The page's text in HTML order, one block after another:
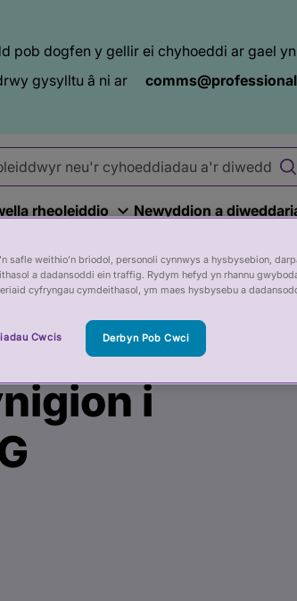
dogfen y gellir ei chyhoeddi ar gael yn
gysylltu â ni ar
rheoleiddio Newyddion a
cynigion i reoleiddio rheolwyr y GIG
i
safle weithio’n briodol, personoli cynnwys a hysbysebion,
a dadansoddi ein traffig. Rydym hefyd yn rhannu
cyfryngau cymdeithasol, ym maes hysbysebu a
Cwcis Derbyn Pob Cwci